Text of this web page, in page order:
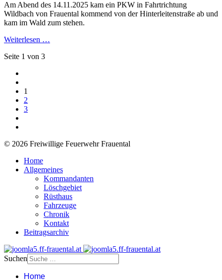
Am Abend des 14.11.2025 kam ein PKW in Fahrtrichtung
Wildbach von Frauental kommend von der Hinterleitenstraße ab und
kam im Wald zum stehen.
Weiterlesen …
Seite 1 von 3
1
2
3
© 2026 Freiwillige Feuerwehr Frauental
Home
Allgemeines
Kommandanten
Löschgebiet
Rüsthaus
Fahrzeuge
Chronik
Kontakt
Beitragsarchiv
Suchen
Home